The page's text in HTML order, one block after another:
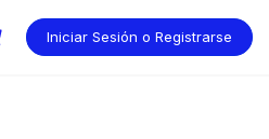
Iniciar Sesión o Registrarse